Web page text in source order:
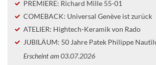
PREMIERE: Richard Mille 55-01
COMEBACK: Universal Genève ist zurück
ATELIER: Hightech-Keramik von Rado
JUBILÄUM: 50 Jahre Patek Philippe
Erscheint am 03.07.2026